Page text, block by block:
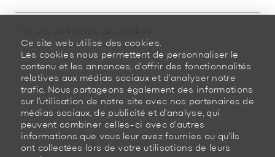
Ce site web utilise des cookies.
Les cookies nous permettent de personnaliser le
contenu et les annonces, d'offrir des fonctionnalités
relatives aux médias sociaux et d'analyser notre
trafic. Nous partageons également des informations
sur l'utilisation de notre site avec nos partenaires de
médias sociaux, de publicité et d'analyse, qui
peuvent combiner celles-ci avec d'autres
informations que vous leur avez fournies ou qu'ils
ont collectées lors de votre utilisations de leurs
8100, boulevard Cousineau
Saint-Hubert (Québec)
J3Z 0G8 Canada
450 878-3366